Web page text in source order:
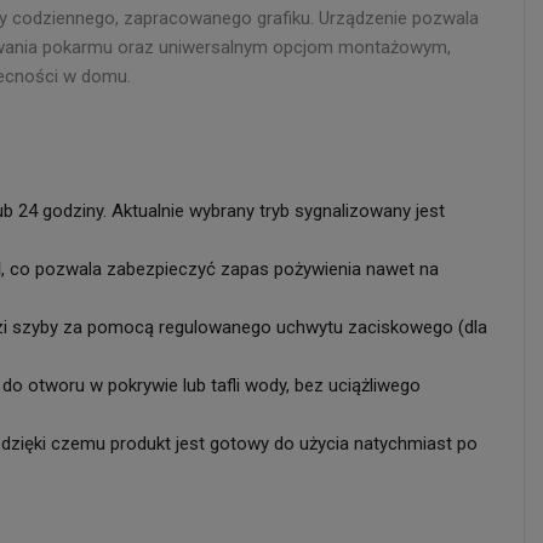
zapracowanego grafiku. Urządzenie pozwala
pokarmu oraz uniwersalnym opcjom montażowym,
w domu.
24 godziny. Aktualnie wybrany tryb sygnalizowany jest
pozwala zabezpieczyć zapas pożywienia nawet na
za pomocą regulowanego uchwytu zaciskowego (dla
otworu w pokrywie lub tafli wody, bez uciążliwego
czemu produkt jest gotowy do użycia natychmiast po